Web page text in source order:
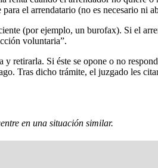
el arrendatario (no es necesario ni
(por ejemplo, un burofax). Si el
voluntaria”.
retirarla. Si éste se opone o no
Tras dicho trámite, el juzgado les
en una situación similar.